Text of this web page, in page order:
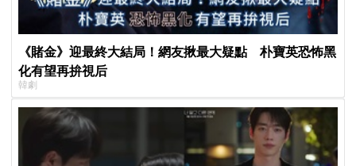
《賭金》迎最終大結局！網友揪最大疑點 朴寶英恐怖黑
化有望再拚視后
韓劇